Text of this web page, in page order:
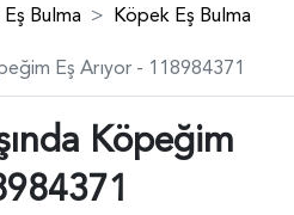
Bulma
Köpek Eş Bulma
Eş Arıyor - 118984371
Köpeğim